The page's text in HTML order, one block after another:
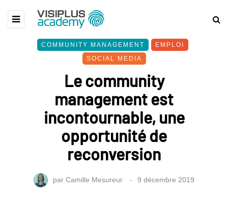
COMMUNITY MANAGEMENT
EMPLOI
SOCIAL MEDIA
Le community
management est
incontournable, une
opportunité de
reconversion
par Camille Mesureur 9 décembre 2019